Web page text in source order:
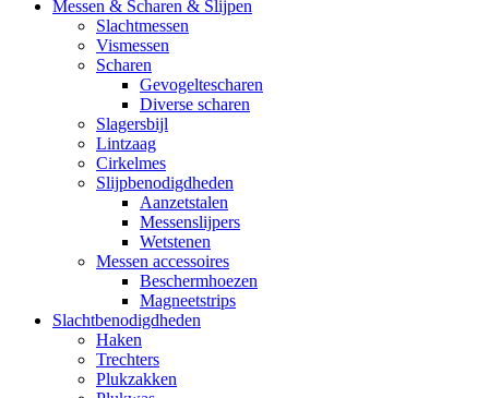
Messen & Scharen & Slijpen
Slachtmessen
Vismessen
Scharen
Gevogeltescharen
Diverse scharen
Slagersbijl
Lintzaag
Cirkelmes
Slijpbenodigdheden
Aanzetstalen
Messenslijpers
Wetstenen
Messen accessoires
Beschermhoezen
Magneetstrips
Slachtbenodigdheden
Haken
Trechters
Plukzakken